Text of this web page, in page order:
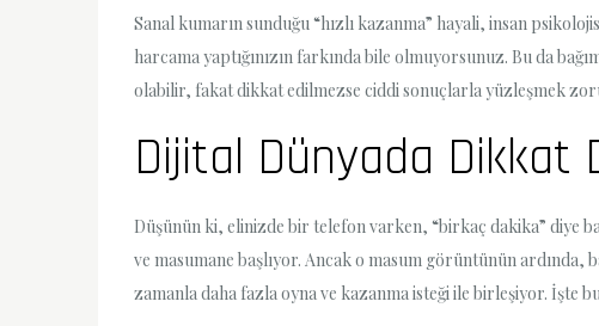
Sanal kumarın sunduğu “hızlı kazanma” hayali, insan
harcama yaptığınızın farkında bile olmuyorsunuz. Bu da
olabilir, fakat dikkat edilmezse ciddi sonuçlarla yüzleşmek
Dijital Dünyada Dikkat
Düşünün ki, elinizde bir telefon varken, “birkaç dakika” diye
ve masumane başlıyor. Ancak o masum görüntünün ardında,
zamanla daha fazla oyna ve kazanma isteği ile birleşiyor. İşte